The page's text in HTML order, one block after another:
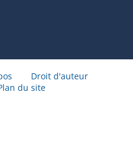
Droit d'auteur
du site